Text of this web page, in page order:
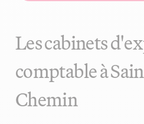
Les cabinets
comptable à
Chemin